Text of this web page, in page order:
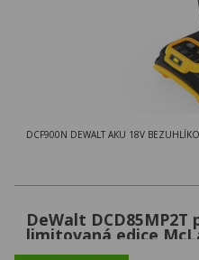
DeWalt
limitovaná edice